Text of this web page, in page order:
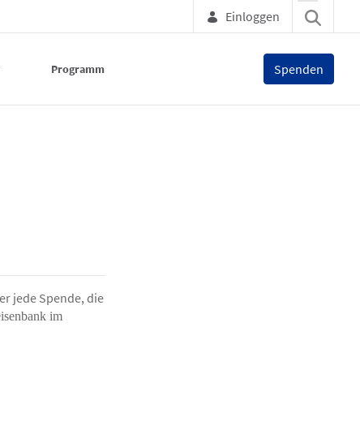
Einloggen
Programm Spenden
jede Spende, die
im